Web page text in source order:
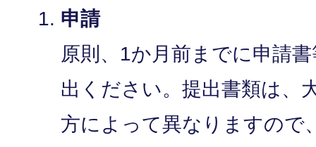
申請
原則、1か月前までに申請
出ください。提出書類は、
方によって異なりますので